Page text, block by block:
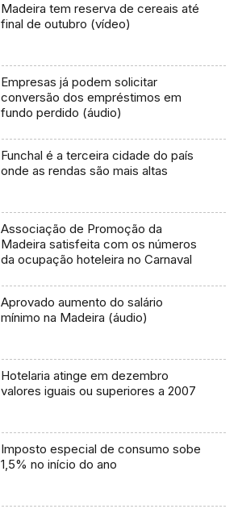
Madeira tem reserva de cereais até
final de outubro (vídeo)
Empresas já podem solicitar
conversão dos empréstimos em
fundo perdido (áudio)
Funchal é a terceira cidade do país
onde as rendas são mais altas
Associação de Promoção da
Madeira satisfeita com os números
da ocupação hoteleira no Carnaval
Aprovado aumento do salário
mínimo na Madeira (áudio)
Hotelaria atinge em dezembro
valores iguais ou superiores a 2007
Imposto especial de consumo sobe
1,5% no início do ano